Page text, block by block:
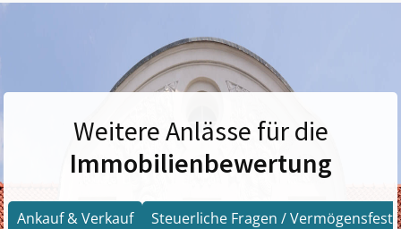
Weitere Anlässe für die
Immobilienbewertung
Ankauf & Verkauf Steuerliche Fragen /